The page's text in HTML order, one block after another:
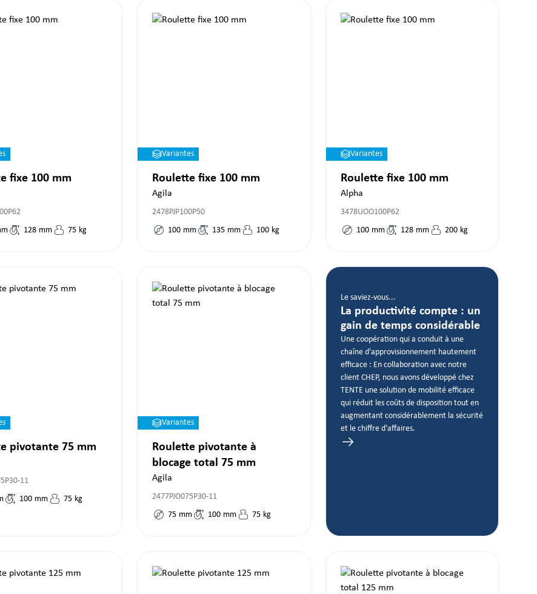
fixe 100 mm
128 mm 75 kg
Variantes
Roulette fixe 100 mm
Agila
2478PJP100P50
100 mm 135 mm 100 kg
Variantes
Roulette fixe 100 mm
Alpha
3478UOO100P62
100 mm 128 mm 200 kg
pivotante 75 mm
11
100 mm 75 kg
Variantes
Roulette pivotante à
blocage total 75 mm
Agila
2477PJO075P30-11
75 mm 100 mm 75 kg
Le saviez-vous...
La productivité compte : un
gain de temps considérable
Une coopération qui a conduit à une
chaîne d'approvisionnement hautement
efficace : En collaboration avec notre
client CHEP, nous avons développé chez
TENTE une solution de mobilité efficace
qui réduit les coûts de disposition tout en
augmentant considérablement la sécurité
et le chiffre d'affaires.